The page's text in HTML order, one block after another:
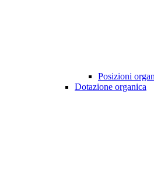
Posizioni
Dotazione organica